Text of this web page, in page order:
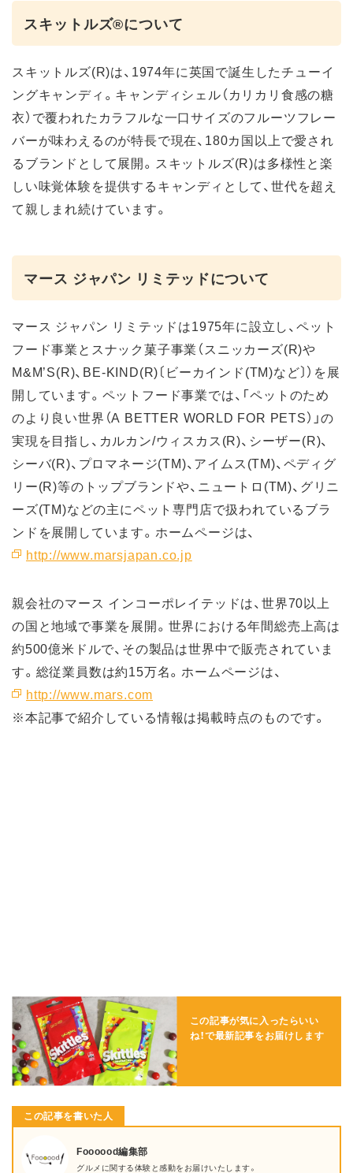
スキットルズ®について
スキットルズ(R)は、1974年に英国で誕生したチューイ
ングキャンディ。キャンディシェル（カリカリ食感の糖
衣）で覆われたカラフルな一口サイズのフルーツフレー
バーが味わえるのが特長で現在、180カ国以上で愛され
るブランドとして展開。スキットルズ(R)は多様性と楽
しい味覚体験を提供するキャンディとして、世代を超え
て親しまれ続けています。
マース ジャパン リミテッドについて
マース ジャパン リミテッドは1975年に設立し、ペット
フード事業とスナック菓子事業（スニッカーズ(R)や
M&M’S(R)、BE-KIND(R)〔ビーカインド(TM)など〕）を展
開しています。ペットフード事業では、「ペットのため
のより良い世界（A BETTER WORLD FOR PETS）」の
実現を目指し、カルカン/ウィスカス(R)、シーザー(R)、
シーバ(R)、プロマネージ(TM)、アイムス(TM)、ペディグ
リー(R)等のトップブランドや、ニュートロ(TM)、グリニ
ーズ(TM)などの主にペット専門店で扱われているブラ
ンドを展開しています。ホームページは、
http://www.marsjapan.co.jp
親会社のマース インコーポレイテッドは、世界70以上
の国と地域で事業を展開。世界における年間総売上高は
約500億米ドルで、その製品は世界中で販売されていま
す。総従業員数は約15万名。ホームページは、
http://www.mars.com
※本記事で紹介している情報は掲載時点のものです。
この記事が気に入ったらいい
ね！で最新記事をお届けします
この記事を書いた人
Foooood編集部
グルメに関する体験と感動をお届けいたします。